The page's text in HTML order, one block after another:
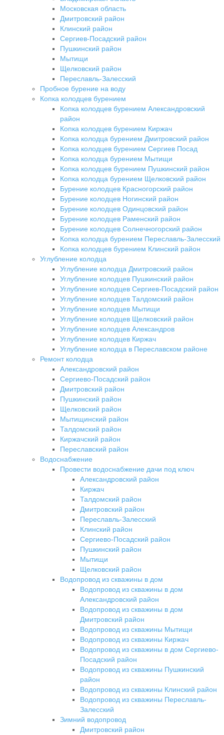
Московская область
Дмитровский район
Клинский район
Сергиев-Посадский район
Пушкинский район
Мытищи
Щелковский район
Переславль-Залесский
Пробное бурение на воду
Копка колодцев бурением
Копка колодцев бурением Александровский
район
Копка колодцев бурением Киржач
Копка колодца бурением Дмитровский район
Копка колодцев бурением Сергиев Посад
Копка колодца бурением Мытищи
Копка колодцев бурением Пушкинский район
Копка колодца бурением Щелковский район
Бурение колодцев Красногорский район
Бурение колодцев Ногинский район
Бурение колодцев Одинцовский район
Бурение колодцев Раменский район
Бурение колодцев Солнечногорский район
Копка колодца бурением Переславль-Залесский
Копка колодцев бурением Клинский район
Углубление колодца
Углубление колодца Дмитровский район
Углубление колодцев Пушкинский район
Углубление колодцев Сергиев-Посадский район
Углубление колодцев Талдомский район
Углубление колодцев Мытищи
Углубление колодцев Щелковский район
Углубление колодцев Александров
Углубление колодцев Киржач
Углубление колодца в Переславском районе
Ремонт колодца
Александровский район
Сергиево-Посадский район
Дмитровский район
Пушкинский район
Щелковский район
Мытищинский район
Талдомский район
Киржачский район
Переславский район
Водоснабжение
Провести водоснабжение дачи под ключ
Александровский район
Киржач
Талдомский район
Дмитровский район
Переславль-Залесский
Клинский район
Сергиево-Посадский район
Пушкинский район
Мытищи
Щелковский район
Водопровод из скважины в дом
Водопровод из скважины в дом
Александровский район
Водопровод из скважины в дом
Дмитровский район
Водопровод из скважины Мытищи
Водопровод из скважины Киржач
Водопровод из скважины в дом Сергиево-
Посадский район
Водопровод из скважины Пушкинский
район
Водопровод из скважины Клинский район
Водопровод из скважины Переславль-
Залесский
Зимний водопровод
Дмитровский район